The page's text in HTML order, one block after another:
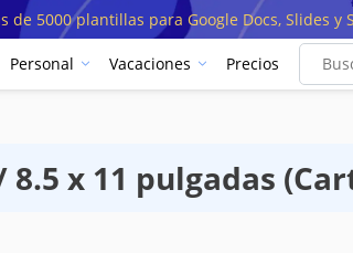
de 5000 plantillas para Google Docs, Slides y
Personal Vacaciones Precios
x 11 pulgadas